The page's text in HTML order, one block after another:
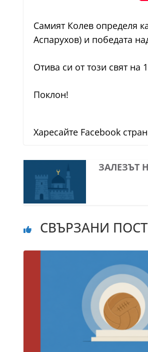
Самият Колев определя
Аспарухов) и победата
Отива си от този свят на
Поклон!
Харесайте Facebook
ЗАЛЕЗЪТ
СВЪРЗАНИ